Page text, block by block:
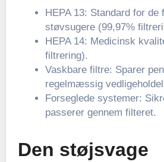
HEPA 13: Standard for de
støvsugere (99,97%
HEPA 14: Medicinsk
filtrering).
Vaskbare filtre: Sparer
regelmæssig
Forseglede systemer:
passerer gennem filteret.
Den støjsvage